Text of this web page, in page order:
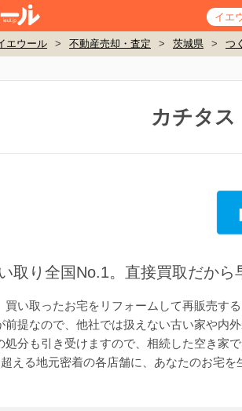
イエ
エウール > 不動産売却・査定 > 茨城県 > つ
カチタ
取り全国No.1。直接買取だから
買い取ったお宅をリフォームして再販売す
前提なので、他社では扱えない古い家や内
処分も引き受けますので、相続した空き家
える地元密着の各店舗に、あなたのお宅